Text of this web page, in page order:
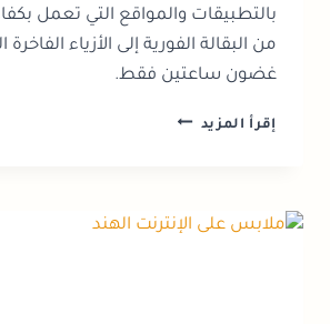
من البقالة الفورية إلى الأزياء
غضون ساعتين فقط.
إقرأ المزيد التسوق
دليل